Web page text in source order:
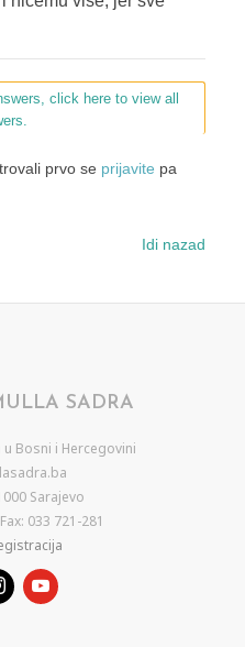
click here to view all
prvo se prijavite pa
Idi nazad
SADRA
Bosni i Hercegovini
Sarajevo
033 721-281